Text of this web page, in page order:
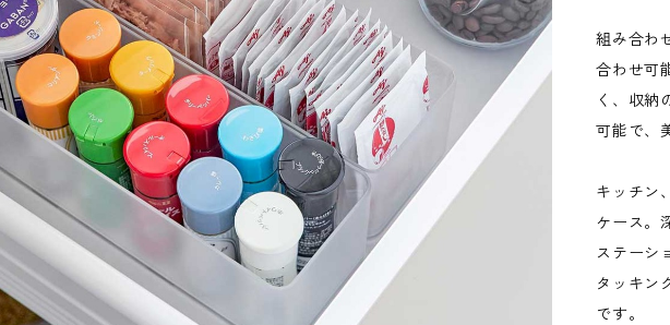
組み合わ
合わせ可
く、収納
可能で、
キッチン
ケース。
ステーシ
タッキン
です。